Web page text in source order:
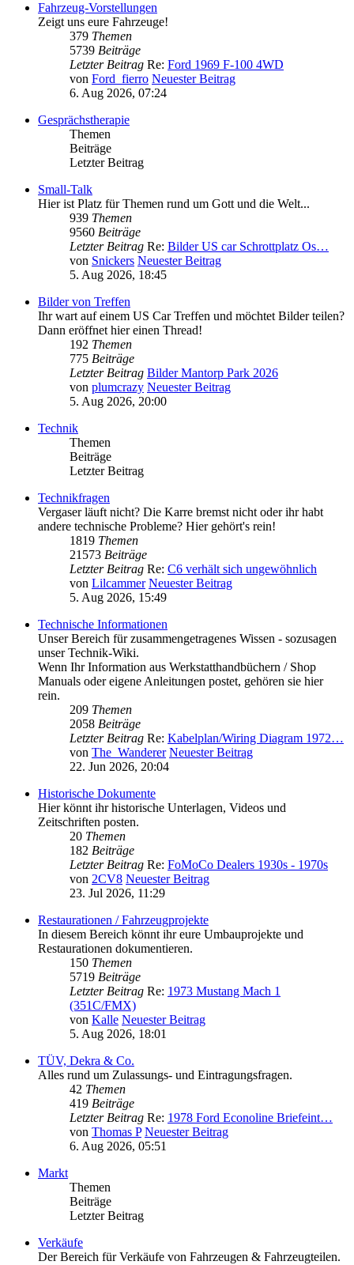
Fahrzeug-Vorstellungen
Zeigt uns eure Fahrzeuge!
379 Themen
5739 Beiträge
Letzter Beitrag Re: Ford 1969 F-100 4WD
von Ford_fierro Neuester Beitrag
6. Aug 2026, 07:24
Gesprächstherapie
Themen
Beiträge
Letzter Beitrag
Small-Talk
Hier ist Platz für Themen rund um Gott und die Welt...
939 Themen
9560 Beiträge
Letzter Beitrag Re: Bilder US car Schrottplatz Os…
von Snickers Neuester Beitrag
5. Aug 2026, 18:45
Bilder von Treffen
Ihr wart auf einem US Car Treffen und möchtet Bilder teilen?
Dann eröffnet hier einen Thread!
192 Themen
775 Beiträge
Letzter Beitrag Bilder Mantorp Park 2026
von plumcrazy Neuester Beitrag
5. Aug 2026, 20:00
Technik
Themen
Beiträge
Letzter Beitrag
Technikfragen
Vergaser läuft nicht? Die Karre bremst nicht oder ihr habt
andere technische Probleme? Hier gehört's rein!
1819 Themen
21573 Beiträge
Letzter Beitrag Re: C6 verhält sich ungewöhnlich
von Lilcammer Neuester Beitrag
5. Aug 2026, 15:49
Technische Informationen
Unser Bereich für zusammengetragenes Wissen - sozusagen
unser Technik-Wiki.
Wenn Ihr Information aus Werkstatthandbüchern / Shop
Manuals oder eigene Anleitungen postet, gehören sie hier
rein.
209 Themen
2058 Beiträge
Letzter Beitrag Re: Kabelplan/Wiring Diagram 1972…
von The_Wanderer Neuester Beitrag
22. Jun 2026, 20:04
Historische Dokumente
Hier könnt ihr historische Unterlagen, Videos und
Zeitschriften posten.
20 Themen
182 Beiträge
Letzter Beitrag Re: FoMoCo Dealers 1930s - 1970s
von 2CV8 Neuester Beitrag
23. Jul 2026, 11:29
Restaurationen / Fahrzeugprojekte
In diesem Bereich könnt ihr eure Umbauprojekte und
Restaurationen dokumentieren.
150 Themen
5719 Beiträge
Letzter Beitrag Re: 1973 Mustang Mach 1
(351C/FMX)
von Kalle Neuester Beitrag
5. Aug 2026, 18:01
TÜV, Dekra & Co.
Alles rund um Zulassungs- und Eintragungsfragen.
42 Themen
419 Beiträge
Letzter Beitrag Re: 1978 Ford Econoline Briefeint…
von Thomas P Neuester Beitrag
6. Aug 2026, 05:51
Markt
Themen
Beiträge
Letzter Beitrag
Verkäufe
Der Bereich für Verkäufe von Fahrzeugen & Fahrzeugteilen.